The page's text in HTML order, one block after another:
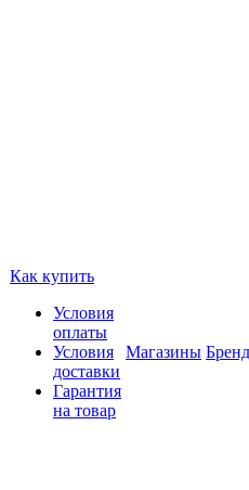
Как купить
Условия
оплаты
Условия
доставки
Гарантия
на товар
Магазины